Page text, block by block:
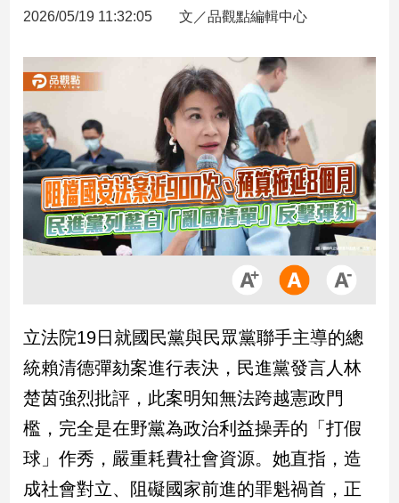
股
市
房
地
產
品
觀
治
焦
點
品
觀
民
2026/05/19 11:32:05 文／品觀點編輯中心
立法院19日就國民黨與民眾黨聯手主導的總
統賴清德彈劾案進行表決，民進黨發言人林
楚茵強烈批評，此案明知無法跨越憲政門
檻，完全是在野黨為政治利益操弄的「打假
球」作秀，嚴重耗費社會資源。她直指，造
成社會對立、阻礙國家前進的罪魁禍首，正